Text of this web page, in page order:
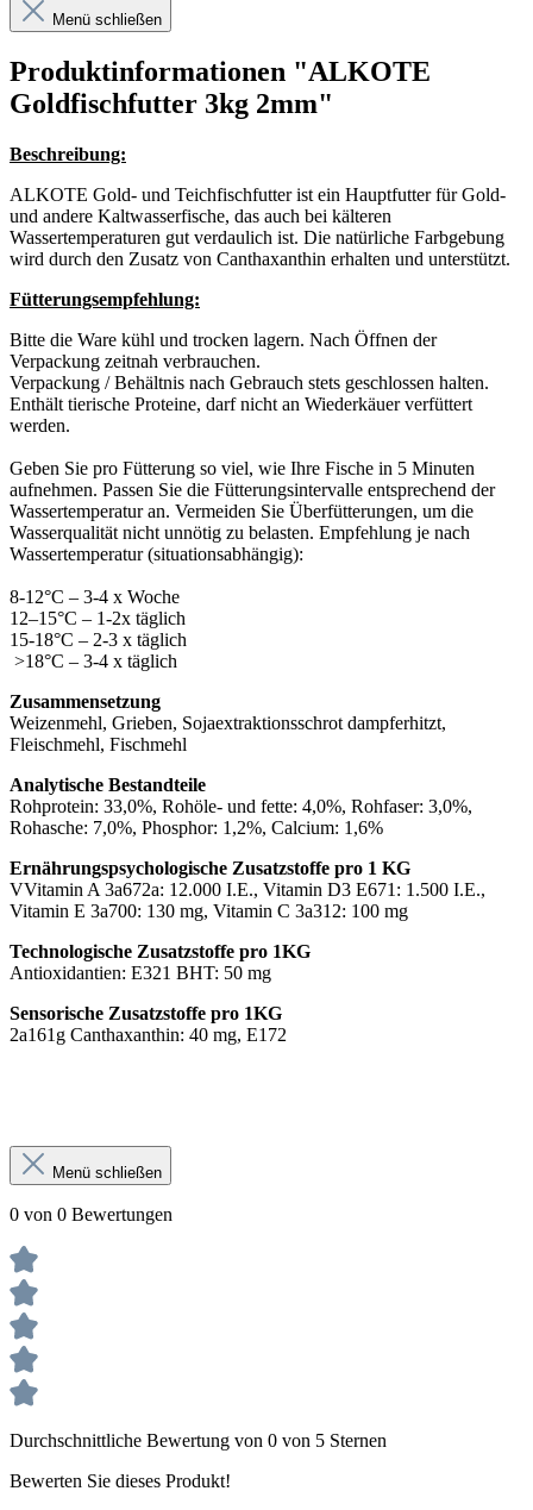
Menü schließen
Produktinformationen "ALKOTE
Goldfischfutter 3kg 2mm"
Beschreibung:
ALKOTE Gold- und Teichfischfutter ist ein Hauptfutter für Gold-
und andere Kaltwasserfische, das auch bei kälteren
Wassertemperaturen gut verdaulich ist. Die natürliche Farbgebung
wird durch den Zusatz von Canthaxanthin erhalten und unterstützt.
Fütterungsempfehlung:
Bitte die Ware kühl und trocken lagern. Nach Öffnen der
Verpackung zeitnah verbrauchen.
Verpackung / Behältnis nach Gebrauch stets geschlossen halten.
Enthält tierische Proteine, darf nicht an Wiederkäuer verfüttert
werden.
Geben Sie pro Fütterung so viel, wie Ihre Fische in 5 Minuten
aufnehmen. Passen Sie die Fütterungsintervalle entsprechend der
Wassertemperatur an. Vermeiden Sie Überfütterungen, um die
Wasserqualität nicht unnötig zu belasten. Empfehlung je nach
Wassertemperatur (situationsabhängig):
8-12°C – 3-4 x Woche
12–15°C – 1-2x täglich
15-18°C – 2-3 x täglich
>18°C – 3-4 x täglich
Zusammensetzung
Weizenmehl, Grieben, Sojaextraktionsschrot dampferhitzt,
Fleischmehl, Fischmehl
Analytische Bestandteile
Rohprotein: 33,0%, Rohöle- und fette: 4,0%, Rohfaser: 3,0%,
Rohasche: 7,0%, Phosphor: 1,2%, Calcium: 1,6%
Ernährungspsychologische Zusatzstoffe pro 1 KG
VVitamin A 3a672a: 12.000 I.E., Vitamin D3 E671: 1.500 I.E.,
Vitamin E 3a700: 130 mg, Vitamin C 3a312: 100 mg
Technologische Zusatzstoffe pro 1KG
Antioxidantien: E321 BHT: 50 mg
Sensorische Zusatzstoffe pro 1KG
2a161g Canthaxanthin: 40 mg, E172
Menü schließen
0 von 0 Bewertungen
Durchschnittliche Bewertung von 0 von 5 Sternen
Bewerten Sie dieses Produkt!